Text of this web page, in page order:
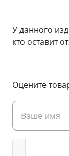
У данного
кто оставит
Оцените